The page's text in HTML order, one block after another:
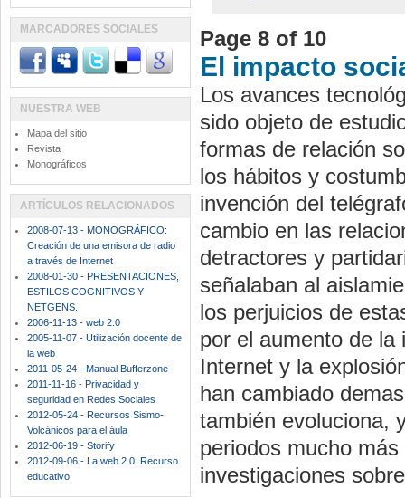
Page 8 of 10
El impacto
Los avances
sido objeto de
formas de relación
los hábitos y
invención del
cambio en las
detractores y
señalaban al
los perjuicios de
por el aumento de la
Internet y la
han cambiado
también evoluciona,
periodos mucho
investigaciones
MARCADORES SOCIALES
NUESTRA WEB
Mapa del sitio
Revista
Monográficos
ARTÍCULOS RELACIONADOS
2008-07-13 - MONOGRÁFICO:
Creación de una emisora de radio
a través de Internet
2008-01-30 - PRESENTACIONES,
ESTILOS COGNITIVOS Y
NETGENS.
2006-11-13 - web 2.0
2005-11-07 - Utilización docente de
la web
2011-05-24 - Manual Bufferzone
2011-11-16 - Privacidad y
seguridad en Redes Sociales
2012-05-24 - Recursos Sismo-
Volcánicos para el áula
2012-06-19 - Storify
2012-09-06 - La web 2.0. Recurso
educativo